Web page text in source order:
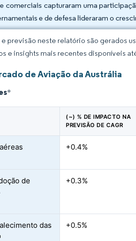
comerciais capturaram uma
e de defesa lideraram o
previsão neste relatório são gerados
e insights mais recentes disponíveis
de Aviação da Austrália
*
(~) % DE IMPACTO NA
PREVISÃO DE CAGR
+0.4%
de
+0.3%
das
+0.5%